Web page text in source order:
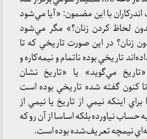
با اين مضمون: «آيا مي‌شود
لحاظ كردن زنان؟» مگر مي‌شود
زنان؟ در اين صورت تاريخي كه تا
تاريخي بوده ناتمام و نيمه‌كاره و
مي‌گويد» يا «تاريخ نشان
كنون گفته شده تاريخي بوده است
براي اينكه نيمي از تاريخ يا نيمي از
حساب نياورده بلكه اساسا از آن رو كه
نيمچه تعريف‌شده بوده است.